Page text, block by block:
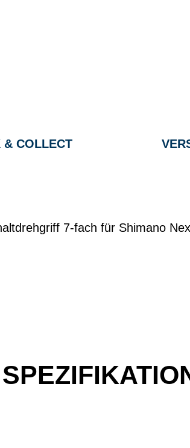
& COLLECT
7-fach für Shimano